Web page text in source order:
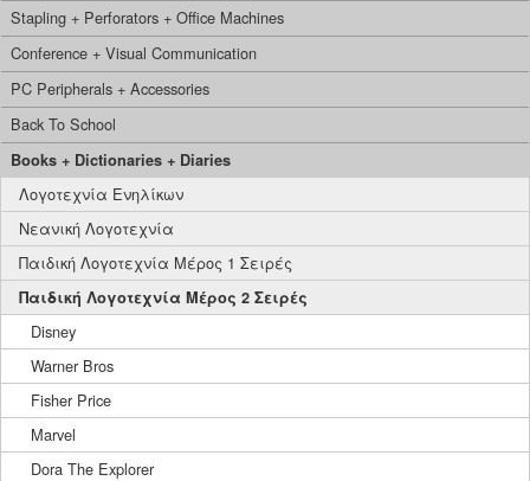
Search
Stapling + Perforators + Office Machines
Conference + Visual Communication
PC Peripherals + Accessories
Back To School
Books + Dictionaries + Diaries
Λογοτεχνία Ενηλίκων
Νεανική Λογοτεχνία
Παιδική Λογοτεχνία Μέρος 1 Σειρές
Παιδική Λογοτεχνία Μέρος 2 Σειρές
Disney
Warner Bros
Fisher Price
Marvel
Dora The Explorer